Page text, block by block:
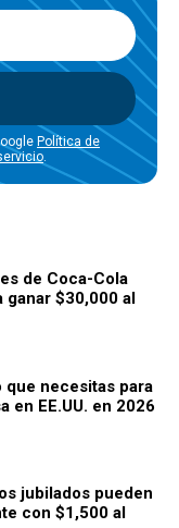
Política de
.
de Coca-Cola
$30,000 al
que necesitas para
en EE.UU. en 2026
jubilados pueden
con $1,500 al